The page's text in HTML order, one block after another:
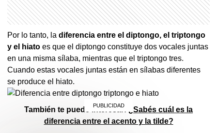
Por lo tanto, la diferencia entre el diptongo, el triptongo
y el hiato es que el diptongo constituye dos vocales juntas
en una misma sílaba, mientras que el triptongo tres.
Cuando estas vocales juntas están en sílabas diferentes
se produce el hiato.
También te puede interesar:
¿Sabés cuál es la
diferencia entre el acento y la tilde?